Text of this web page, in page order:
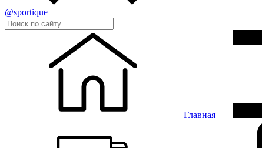
@sportique
Главная